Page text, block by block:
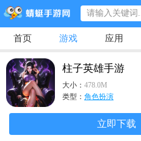
首页 游戏 应用
专题
柱子英雄手游
大小： 478.0M
类型： 角色扮演
立即下载